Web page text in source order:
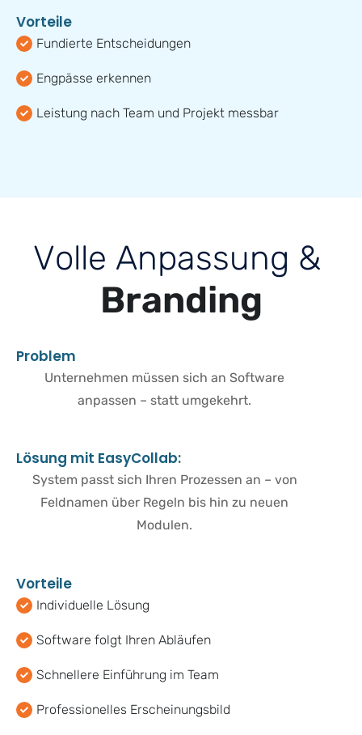
Vorteile
Fundierte Entscheidungen
Engpässe erkennen
Leistung nach Team und Projekt messbar
Volle Anpassung &
Branding
Problem
Unternehmen müssen sich an Software
anpassen – statt umgekehrt.
Lösung mit EasyCollab:
System passt sich Ihren Prozessen an – von
Feldnamen über Regeln bis hin zu neuen
Modulen.
Vorteile
Individuelle Lösung
Software folgt Ihren Abläufen
Schnellere Einführung im Team
Professionelles Erscheinungsbild